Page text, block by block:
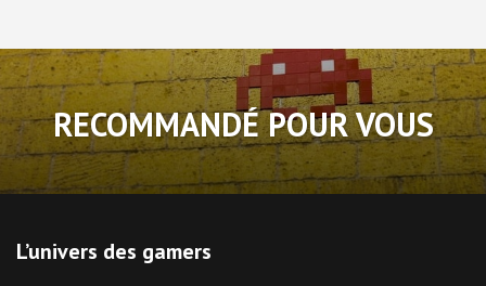
RECOMMANDÉ POUR VOUS
L’univers des gamers